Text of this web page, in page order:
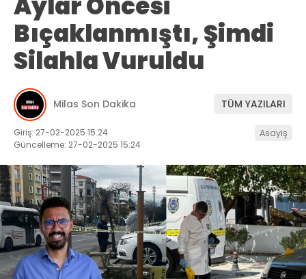
WhatsApp
İhbar Hattı
ASAYIŞ
GÜNDEM
EKONOMI
SPOR
VEFAT
GENEL
İLETIŞIM
KÜNYE
Bıçaklanmıştı, Şimdi
Silahla Vuruldu
Milas Son Dakika TÜM YAZILARI
Giriş: 27-02-2025 15:24
Güncelleme: 27-02-2025 15:24
Asayiş